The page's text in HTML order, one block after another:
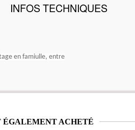
INFOS TECHNIQUES
en famiulle, entre
ÉGALEMENT ACHETÉ